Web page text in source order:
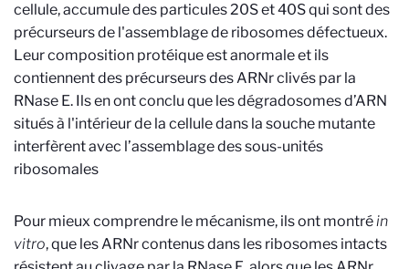
cellule, accumule des particules 20S et 40S qui sont des
précurseurs de l'assemblage de ribosomes défectueux.
Leur composition protéique est anormale et ils
contiennent des précurseurs des ARNr clivés par la
RNase E. Ils en ont conclu que les dégradosomes d’ARN
situés à l'intérieur de la cellule dans la souche mutante
interfèrent avec l’assemblage des sous-unités
ribosomales
Pour mieux comprendre le mécanisme, ils ont montréin
vitro, que les ARNr contenus dans les ribosomes intacts